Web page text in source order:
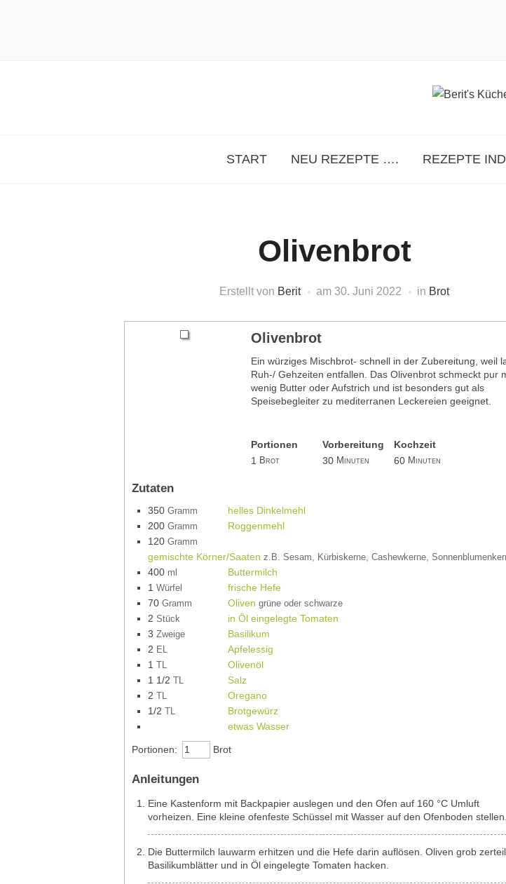
START NEU REZEPTE …. REZEPTE
Olivenbrot
Erstellt von Berit am 30. Juni 2022 in Brot
Olivenbrot
Ein würziges Mischbrot- schnell in der Zubereitung, weil
Ruh-/ Gehzeiten entfallen. Das Olivenbrot schmeckt pur
wenig Butter oder Aufstrich und ist besonders gut als
Speisebegleiter zu mediterranen Leckereien geeignet.
Portionen
Vorbereitung
1
Brot 30 Minuten
Kochzeit
60 Minuten
Zutaten
350 Gramm
helles Dinkelmehl
200 Gramm
Roggenmehl
120 Gramm
gemischte Körner/Saaten z.B. Sesam, Kürbiskerne, Cashewkerne,
400 ml
Buttermilch
1 Würfel
frische Hefe
70 Gramm Oliven grüne oder schwarze
2 Stück
in Öl eingelegte Tomaten
3 Zweige
Basilikum
2 EL
Apfelessig
1
TL
Olivenöl
1 1/2
TL
Salz
2
TL
Oregano
1/2
TL
Brotgewürz
etwas Wasser
Portionen: Brot
Anleitungen
Eine Kastenform mit Backpapier auslegen und den Ofen auf 160 °C Umluft
vorheizen. Eine kleine ofenfeste Schüssel mit Wasser auf den Ofenboden stellen.
Die Buttermilch lauwarm erhitzen und die Hefe darin auflösen. Oliven grob
Basilikumblätter und in Öl eingelegte Tomaten hacken.